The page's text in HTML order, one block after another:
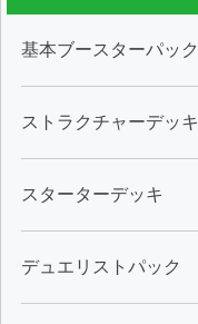
基本ブースターパック
ストラクチャーデッキ
スターターデッキ
デュエリストパック